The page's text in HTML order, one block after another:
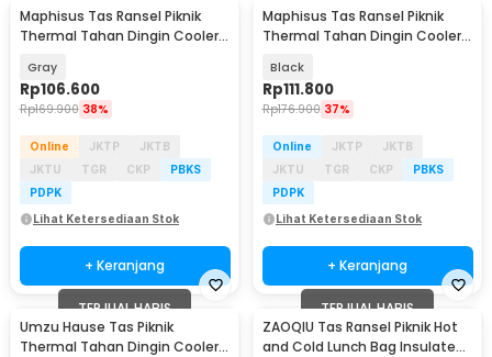
Maphisus Tas Ransel Piknik
Thermal Tahan Dingin Cooler
Gray
Rp106.600
Rp169.900 38%
Online JKTP
JKTB
JKTU
TGR CKP
PBKS
PDPK
Lihat Ketersediaan Stok
+ Keranjang
Maphisus Tas Ransel Piknik
Thermal Tahan Dingin Cooler
Black
Rp111.800
Rp176.900 37%
Online JKTP
JKTB
JKTU
TGR CKP
PBKS
PDPK
Lihat Ketersediaan Stok
+ Keranjang
TERJUAL HABIS
Umzu Hause Tas Piknik
Thermal Tahan Dingin Cooler
TERJUAL HABIS
ZAOQIU Tas Ransel Piknik Hot
and Cold Lunch Bag Insulated